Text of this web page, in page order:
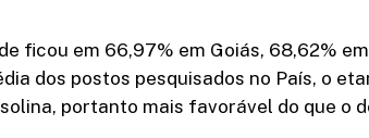
ficou em 66,97% em Goiás, 68,62%
dos postos pesquisados no País, o
portanto mais favorável do que o